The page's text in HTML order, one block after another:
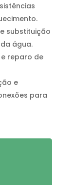
substituição
água.
reparo de
e
para